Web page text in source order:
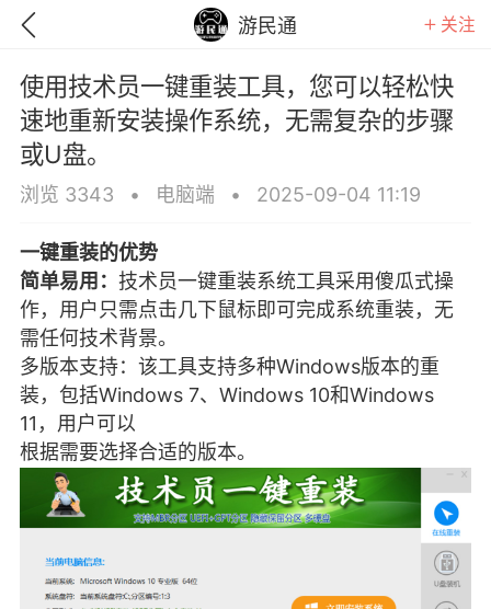
游民通 关注
GTA6
彩虹六号 绝地求生 战地5
使用技术员一键重装工具，您可以轻松快
速地重新安装操作系统，无需复杂的步骤
或U盘。
浏览 3343 • 电脑端 • 2025-09-04 11:19
一键重装的优势
简单易用： 技术员一键重装系统工具采用傻瓜式操
作，用户只需点击几下鼠标即可完成系统重装，无
需任何技术背景。
多版本支持：该工具支持多种Windows版本的重
装，包括Windows 7、Windows 10和Windows
11，用户可以
根据需要选择合适的版本。